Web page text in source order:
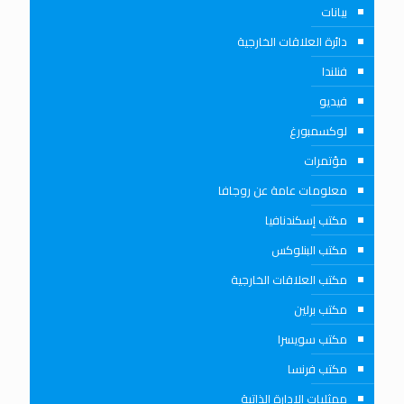
بيانات
دائرة العلاقات الخارجية
فنلندا
فيديو
لوكسمبورغ
مؤتمرات
معلومات عامة عن روجافا
مكتب إسكندنافيا
مكتب البنلوكس
مكتب العلاقات الخارجية
مكتب برلين
مكتب سويسرا
مكتب فرنسا
ممثليات الإدارة الذاتية